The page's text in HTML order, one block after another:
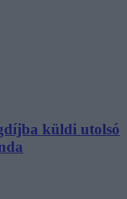
küldi utolsó